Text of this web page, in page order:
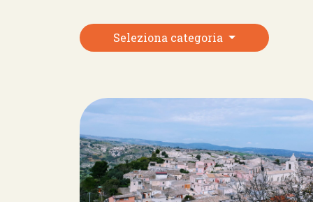
Seleziona categoria